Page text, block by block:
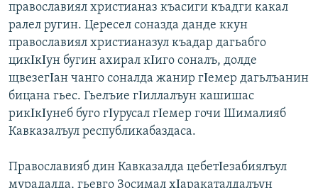
православиял христианаз къасиги къадги какал
ралел ругин. Цересел соназда данде ккун
православиял христианазул къадар дагьабго
цикΙкΙун бугин ахирал кΙиго соналъ, долде
щвезегΙан чанго соналда жанир гΙемер дагьлъанин
бицана гьес. Гьелъие гΙиллалъун кашишас
рикΙкΙунеб буго гΙурусал гΙемер гочи Шималияб
Кавказалъул республикабаздаса.
Православияб дин Кавказалда цебетΙезабиялъул
мурадалда, гьевго Зосимал хΙаракаталдалъун